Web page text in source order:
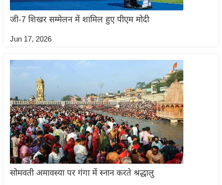
फि
ट
स
रि
ले
श
न
शि
प
जी-7 शिखर सम्मेलन में शामिल हुए पीएम मोदी
Jun 17, 2026
सोमवती अमावस्या पर गंगा में स्नान करते श्रद्धालु